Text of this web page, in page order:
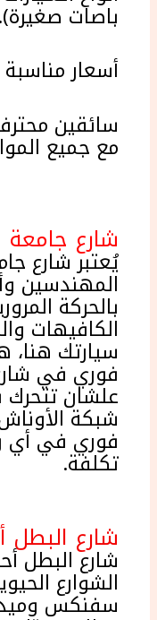
باصات صغيرة).
أسعار
سائقين
مع جميع
شارع جامعة
يُعتبر شارع
المهندسين
بالحركة
الكافيهات
سيارتك هنا،
فوري في
علشان تتحرك
شبكة
فوري في أي
تكلفة.
شارع البطل
شارع البطل
الشوارع
سفنكس